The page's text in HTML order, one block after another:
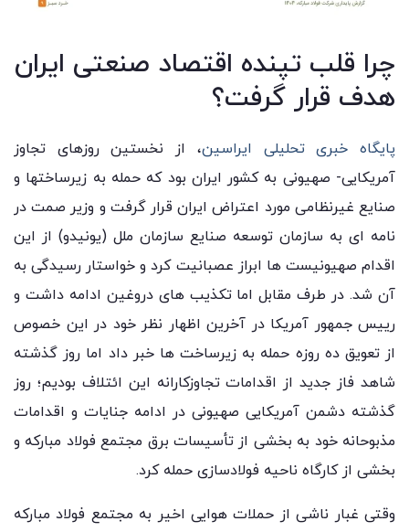
چرا قلب تپنده اقتصاد صنعتی ایران
هدف قرار گرفت؟
پایگاه خبری تحلیلی ایراسین، از نخستین روزهای تجاوز
آمریکایی- صهیونی به کشور ایران بود که حمله به زیرساختها و
صنایع غیرنظامی مورد اعتراض ایران قرار گرفت و وزیر صمت در
نامه ای به سازمان توسعه صنایع سازمان ملل (یونیدو) از این
اقدام صهیونیست ها ابراز عصبانیت کرد و خواستار رسیدگی به
آن شد. در طرف مقابل اما تکذیب های دروغین ادامه داشت و
رییس جمهور آمریکا در آخرین اظهار نظر خود در این خصوص
از تعویق ده روزه حمله به زیرساخت ها خبر داد اما روز گذشته
شاهد فاز جدید از اقدامات تجاوزکارانه این ائتلاف بودیم؛ روز
گذشته دشمن آمریکایی صهیونی در ادامه جنایات و اقدامات
مذبوحانه خود به بخشی از تأسیسات برق مجتمع فولاد مبارکه و
بخشی از کارگاه ناحیه فولادسازی حمله کرد.
وقتی غبار ناشی از حملات هوایی اخیر به مجتمع فولاد مبارکه